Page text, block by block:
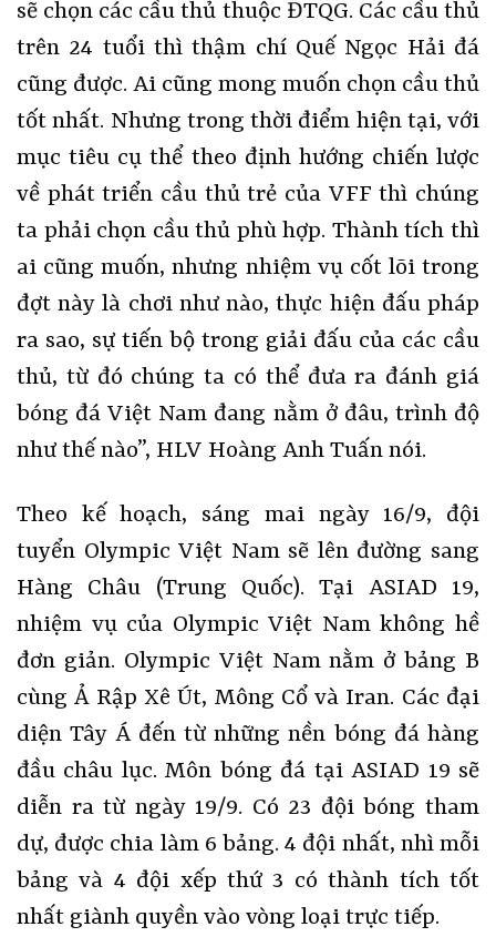
sẽ chọn các cầu thủ thuộc ĐTQG. Các cầu thủ
trên 24 tuổi thì thậm chí Quế Ngọc Hải đá
cũng được. Ai cũng mong muốn chọn cầu thủ
tốt nhất. Nhưng trong thời điểm hiện tại, với
mục tiêu cụ thể theo định hướng chiến lược
về phát triển cầu thủ trẻ của VFF thì chúng
ta phải chọn cầu thủ phù hợp. Thành tích thì
ai cũng muốn, nhưng nhiệm vụ cốt lõi trong
đợt này là chơi như nào, thực hiện đấu pháp
ra sao, sự tiến bộ trong giải đấu của các cầu
thủ, từ đó chúng ta có thể đưa ra đánh giá
bóng đá Việt Nam đang nằm ở đâu, trình độ
như thế nào”, HLV Hoàng Anh Tuấn nói.
Theo kế hoạch, sáng mai ngày 16/9, đội
tuyển Olympic Việt Nam sẽ lên đường sang
Hàng Châu (Trung Quốc). Tại ASIAD 19,
nhiệm vụ của Olympic Việt Nam không hề
đơn giản. Olympic Việt Nam nằm ở bảng B
cùng Ả Rập Xê Út, Mông Cổ và Iran. Các đại
diện Tây Á đến từ những nền bóng đá hàng
đầu châu lục. Môn bóng đá tại ASIAD 19 sẽ
diễn ra từ ngày 19/9. Có 23 đội bóng tham
dự, được chia làm 6 bảng. 4 đội nhất, nhì mỗi
bảng và 4 đội xếp thứ 3 có thành tích tốt
nhất giành quyền vào vòng loại trực tiếp.